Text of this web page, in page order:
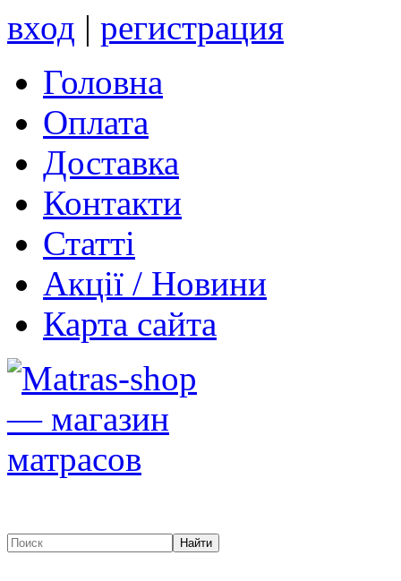
вход | регистрация
Головна
Оплата
Доставка
Контакти
Статті
Акції / Новини
Карта сайта